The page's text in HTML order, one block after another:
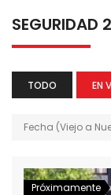
SEGURIDAD
TODO EN
Fecha (Viejo a
Próximamente